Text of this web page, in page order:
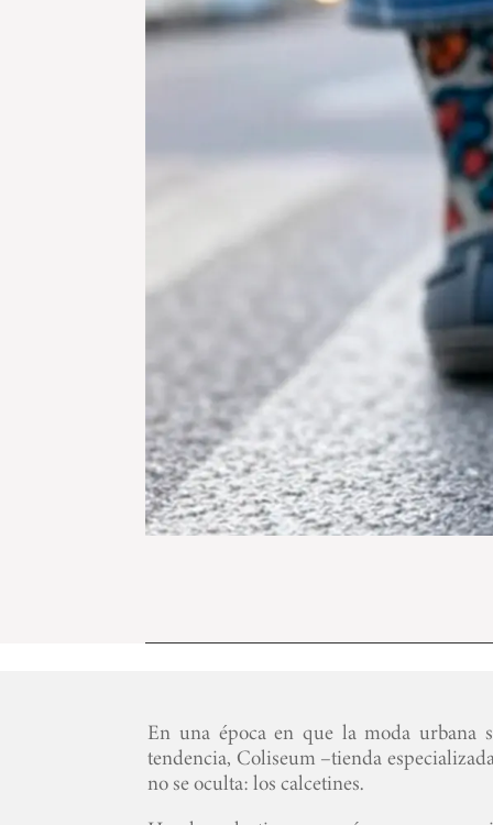
En una época en que la moda urbana
tendencia, Coliseum –tienda
no se oculta: los calcetines.